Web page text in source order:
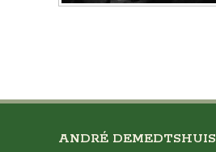
ANDRÉ DEMEDTSHUIS